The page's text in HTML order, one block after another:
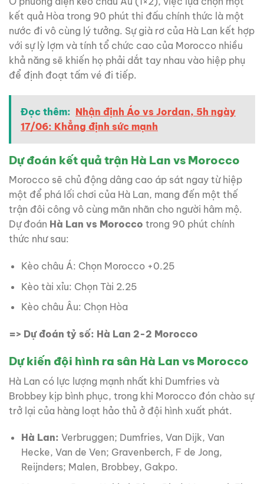
kết quả Hòa trong 90 phút thi đấu chính thức là một
nước đi vô cùng lý tưởng. Sự già rơ của Hà Lan kết hợp
với sự lỳ lợm và tính tổ chức cao của Morocco nhiều
khả năng sẽ khiến họ phải dắt tay nhau vào hiệp phụ
để định đoạt tấm vé đi tiếp.
Đọc thêm: Nhận định Áo vs Jordan, 5h ngày
17/06: Khẳng định sức mạnh
Dự đoán kết quả trận Hà Lan vs Morocco
Morocco sẽ chủ động dâng cao áp sát ngay từ hiệp
một để phá lối chơi của Hà Lan, mang đến một thế
trận đôi công vô cùng mãn nhãn cho người hâm mộ.
Dự đoán Hà Lan vs Morocco trong 90 phút chính
thức như sau:
Kèo châu Á: Chọn Morocco +0.25
Kèo tài xỉu: Chọn Tài 2.25
Kèo châu Âu: Chọn Hòa
=> Dự đoán tỷ số: Hà Lan 2-2 Morocco
Dự kiến đội hình ra sân Hà Lan vs Morocco
Hà Lan có lực lượng mạnh nhất khi Dumfries và
Brobbey kịp bình phục, trong khi Morocco đón chào sự
trở lại của hàng loạt hảo thủ ở đội hình xuất phát.
Hà Lan: Verbruggen; Dumfries, Van Dijk, Van
Hecke, Van de Ven; Gravenberch, F de Jong,
Reijnders; Malen, Brobbey, Gakpo.